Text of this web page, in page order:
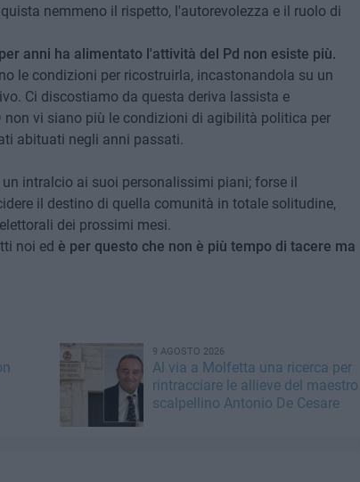
nemmeno il rispetto, l'autorevolezza e il ruolo di
anni ha alimentato l'attività del Pd non esiste più.
le condizioni per ricostruirla, incastonandola su un
Ci discostiamo da questa deriva lassista e
non vi siano più le condizioni di agibilità politica per
abituati negli anni passati.
intralcio ai suoi personalissimi piani; forse il
il destino di quella comunità in totale solitudine,
dei prossimi mesi.
noi ed è per questo che non è più tempo di tacere ma
9 AGOSTO 2026
Al via a Molfetta una ricerca per
rintracciare le allieve del maestro
scalpellino Antonio De Cesare